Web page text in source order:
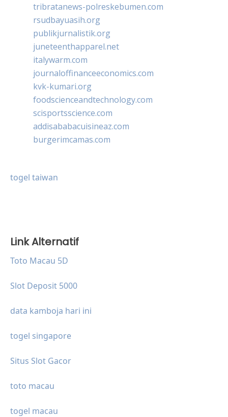
tribratanews-polreskebumen.com
rsudbayuasih.org
publikjurnalistik.org
juneteenthapparel.net
italywarm.com
journaloffinanceeconomics.com
kvk-kumari.org
foodscienceandtechnology.com
scisportsscience.com
addisababacuisineaz.com
burgerimcamas.com
togel taiwan
Link Alternatif
Toto Macau 5D
Slot Deposit 5000
data kamboja hari ini
togel singapore
Situs Slot Gacor
toto macau
togel macau